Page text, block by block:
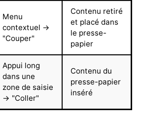
Menu
contextuel →
"Couper"
Contenu retiré
et placé dans
le presse-
papier
Appui long
dans une
zone de saisie
→ "Coller"
Contenu du
presse-papier
inséré